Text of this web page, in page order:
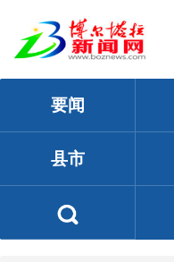
要闻
县市